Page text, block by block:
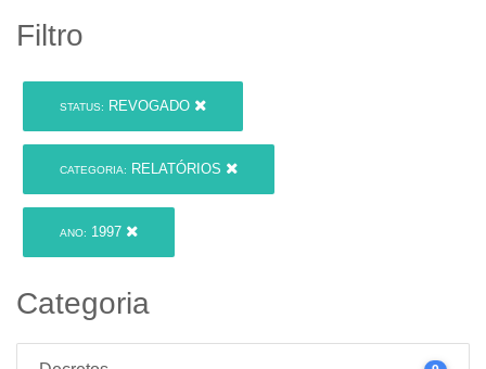
Filtro
STATUS: REVOGADO
CATEGORIA: RELATÓRIOS
ANO: 1997
Categoria